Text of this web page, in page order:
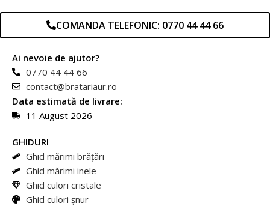
COMANDA TELEFONIC: 0770 44 44 66
Ai nevoie de ajutor?
0770 44 44 66
contact@bratariaur.ro
Data estimată de livrare:
11 August 2026
GHIDURI
Ghid mărimi brățări
Ghid mărimi inele
Ghid culori cristale
Ghid culori șnur